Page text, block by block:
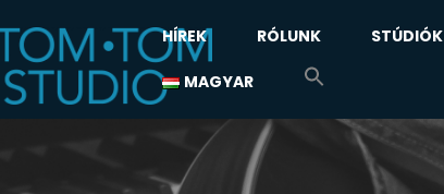
HÍREK RÓLUNK STÚDIÓK
MAGYAR